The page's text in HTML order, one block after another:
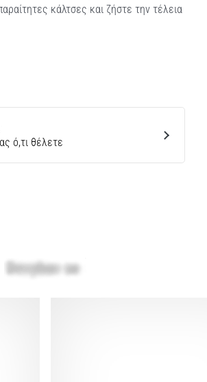
κάλτσες και ζήστε την τέλεια
ό,τι θέλετε